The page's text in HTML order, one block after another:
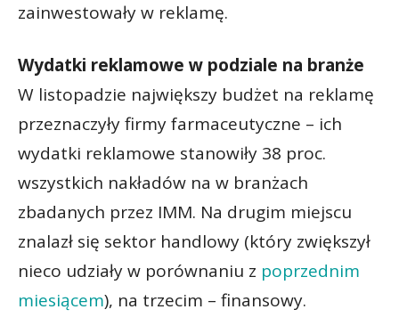
zainwestowały w reklamę.
Wydatki reklamowe w podziale na branże
W listopadzie największy budżet na reklamę
przeznaczyły firmy farmaceutyczne – ich
wydatki reklamowe stanowiły 38 proc.
wszystkich nakładów na w branżach
zbadanych przez IMM. Na drugim miejscu
znalazł się sektor handlowy (który zwiększył
nieco udziały w porównaniu z poprzednim
miesiącem), na trzecim – finansowy.